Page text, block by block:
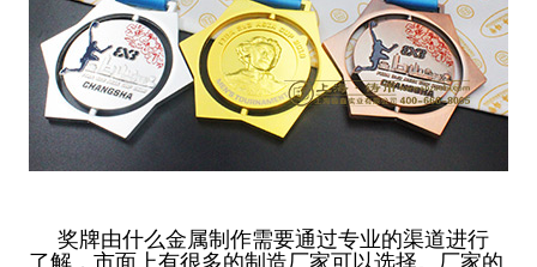
奖牌由什么金属制作需要通过专业的渠道进行